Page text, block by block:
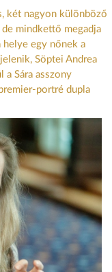
két nagyon különböző
mindkettő megadja
helye egy nőnek a
Söptei Andrea
a Sára asszony
portré dupla